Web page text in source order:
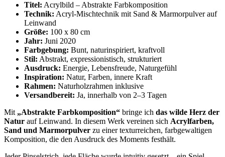
Titel: Acrylbild – Abstrakte Farbkomposition
Technik: Acryl-Mischtechnik mit Sand & Marmorpulver auf
Leinwand
Größe: 100 x 80 cm
Jahr: Juni 2020
Farbgebung: Bunt, naturinspiriert, kraftvoll
Stil: Abstrakt, expressionistisch, strukturiert
Ausdruck: Energie, Lebensfreude, Naturgefühl
Inspiration: Natur, Farben, innere Kraft
Rahmen: Naturholzrahmen inklusive
Versandbereit: Ja, innerhalb von 2–3 Tagen
Mit „Abstrakte Farbkomposition“ bringe ich das wilde Herz der
Natur auf Leinwand. In diesem Werk vereinen sich Acrylfarben,
Sand und Marmorpulver zu einer texturreichen, farbgewaltigen
Komposition, die den Ausdruck des Moments festhält.